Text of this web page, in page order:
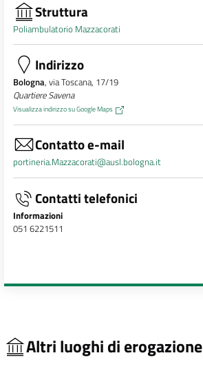
Struttura
Poliambulatorio Mazzacorati
Indirizzo
Bologna, via Toscana, 17/19
Quartiere Savena
Visualizza indirizzo su Google Maps
Contatto e-mail
portineria.Mazzacorati@ausl.bologna.it
Contatti telefonici
Informazioni
051 6221511
Altri luoghi di erogazione